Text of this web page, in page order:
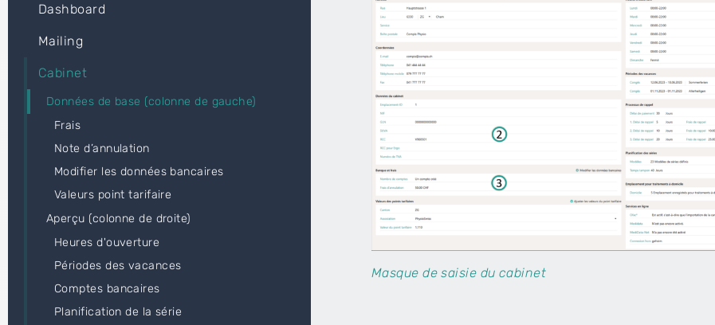
Dashboard
Mailing
Cabinet
Données de base (colonne de gauche)
Frais
Note d’annulation
Modifier les données bancaires
Valeurs point tarifaire
Aperçu (colonne de droite)
Heures d'ouverture
Périodes des vacances
Comptes bancaires
Planification de la série
Masque de saisie du cabinet